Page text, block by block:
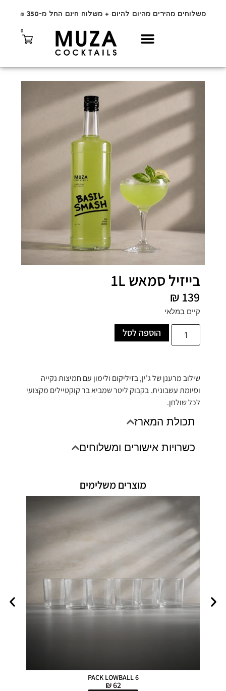
משלוחים מהירים מהיום להיום + משלוח חינם החל מ-350 ₪
0
בייזיל סמאש 1L
139
₪
קיים במלאי
הוספה לסל
שילוב מרענן של ג'ין, בזיליקום ולימון עם חמיצות נקייה
וסיומת עשבונית. בקבוק ליטר שמביא בר קוקטיילים מקצועי
לכל שולחן.
תכולת המארז
כשרויות אישורים ומשלוחים
מוצרים משלימים
PACK LOWBALL 6
62
₪